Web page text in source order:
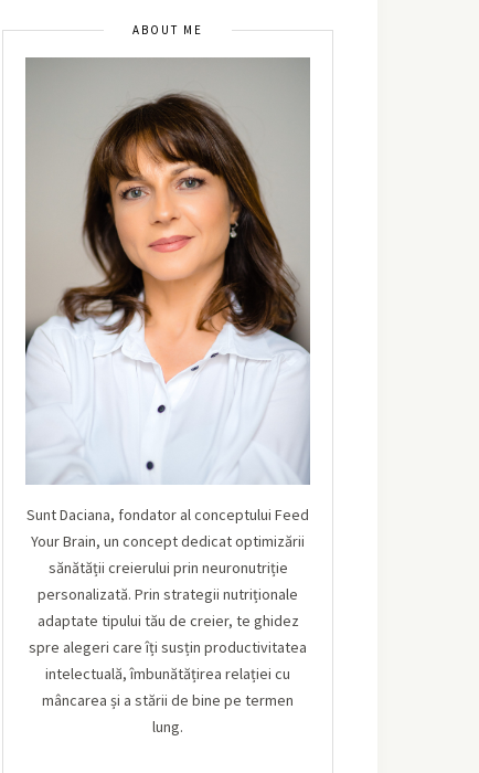
ABOUT ME
Sunt Daciana, fondator al conceptului Feed
Your Brain, un concept dedicat optimizării
sănătății creierului prin neuronutriție
personalizată. Prin strategii nutriționale
adaptate tipului tău de creier, te ghidez
spre alegeri care îți susțin productivitatea
intelectuală, îmbunătățirea relației cu
mâncarea și a stării de bine pe termen
lung.